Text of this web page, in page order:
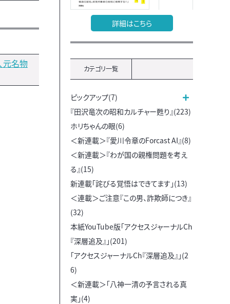
元名物
詳細はこちら
カテゴリ一覧
ピックアップ(7)
『田沢竜次の昭和カルチャー甦り』(223)
ホリちゃんの眼(6)
＜新連載＞『愛川令章のForcast AI』(8)
＜新連載＞『わが国の親権問題を考え
る』(15)
新連載「詫びる覚悟はできてます」(13)
＜連載＞ご注意『この男、詐欺師につき』
(32)
本紙YouTube版「アクセスジャーナルCh
『深層追及』」(201)
「アクセスジャーナルCh『深層追及』」(2
6)
＜新連載＞「八神一清の予言される真
実」(4)